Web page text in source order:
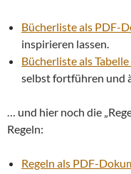
Bücherliste als PDF-
inspirieren lassen.
Bücherliste als Tabelle
selbst fortführen und
… und hier noch die
Regeln:
Regeln als PDF-